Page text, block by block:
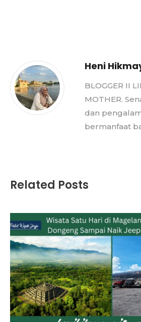
Heni
BLOGGER II
MOTHER.
dan
bermanfaat
Related Posts